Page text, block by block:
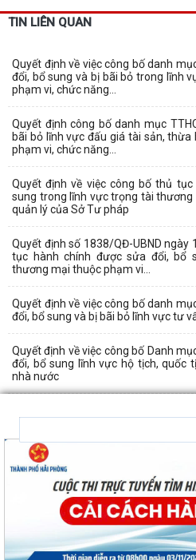
TIN LIÊN QUAN
Quyết định về việc công bố danh
đổi, bổ sung và bị bãi bỏ trong lĩnh
phạm vi, chức năng...
Quyết định công bố danh mục
bãi bỏ lĩnh vực đấu giá tài sản,
phạm vi, chức năng...
Quyết định về việc công bố thủ
sung trong lĩnh vực trọng tài
quản lý của Sở Tư pháp
Quyết định số 1838/QĐ-UBND
tục hành chính được sửa đổi, bổ
thương mại thuộc phạm vi...
Quyết định về việc công bố danh
đổi, bổ sung và bị bãi bỏ lĩnh vực tư
Quyết định về việc công bố Danh
đổi, bổ sung lĩnh vực hộ tịch, quốc
nhà nước